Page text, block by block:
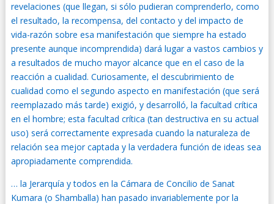
revelaciones (que llegan, si sólo pudieran comprenderlo, como
el resultado, la recompensa, del contacto y del impacto de
vida-razón sobre esa manifestación que siempre ha estado
presente aunque incomprendida) dará lugar a vastos cambios y
a resultados de mucho mayor alcance que en el caso de la
reacción a cualidad. Curiosamente, el descubrimiento de
cualidad como el segundo aspecto en manifestación (que será
reemplazado más tarde) exigió, y desarrolló, la facultad crítica
en el hombre; esta facultad crítica (tan destructiva en su actual
uso) será correctamente expresada cuando la naturaleza de
relación sea mejor captada y la verdadera función de ideas sea
apropiadamente comprendida.
… la Jerarquía y todos en la Cámara de Concilio de Sanat
Kumara (o Shamballa) han pasado invariablemente por la